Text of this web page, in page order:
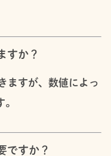
すか？
ますが、数値によっ
ですか？